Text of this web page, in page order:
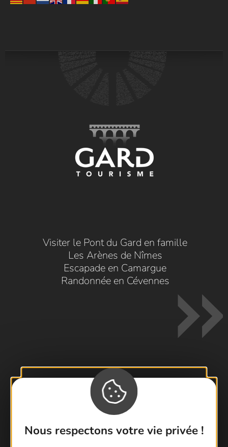
Nous respectons votre vie privée !
Visiter le Pont du Gard en famille
Les Arènes de Nîmes
Escapade en Camargue
Randonnée en Cévennes
Contactez-nous !
Foire aux questions
Brochures
Cartoguides et Topoguides